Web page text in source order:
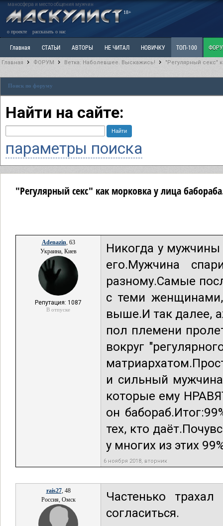
маносфера и место общения мужчин
18+
о проекте рассказать о нас
Главная СТАТЬИ АВТОРЫ НЕ ЧИТАЛ НОВИЧКУ ТОП-100
Ветка: Наболевшее. Выскажись!
РАЗДЕЛ: Разное
Главная ФОРУМ Ветка: Наболевшее. Выскажись! "Регулярный секс"
Поиск по форуму
Найти на сайте:
параметры поиска
"Регулярный секс" как морковка у лица
Adenazin, 63
Украина, Киев
Репутация: 1087
В отпуске
Никогда у мужчины
его.Мужчина
разному.Самые
с теми
выше.И так далее,
пол племени
вокруг
и сильный
которые ему
он
тех, кто
у многих из этих
6 ноября 2018, вторник
rais27, 48
Россия, Омск
Частенько
согласиться.